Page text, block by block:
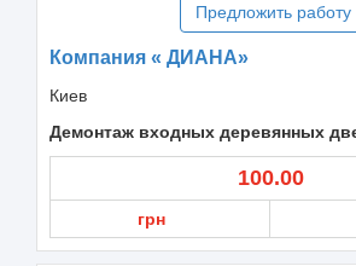
Предложить работу
Компания « ДИАНА»
Киев
Демонтаж входных деревянных
100.00
грн